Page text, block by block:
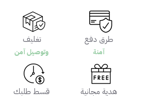
طرق دفع
آمنة
تغليف
وتوصيل آمن
هدية مجانية قسط طلبك